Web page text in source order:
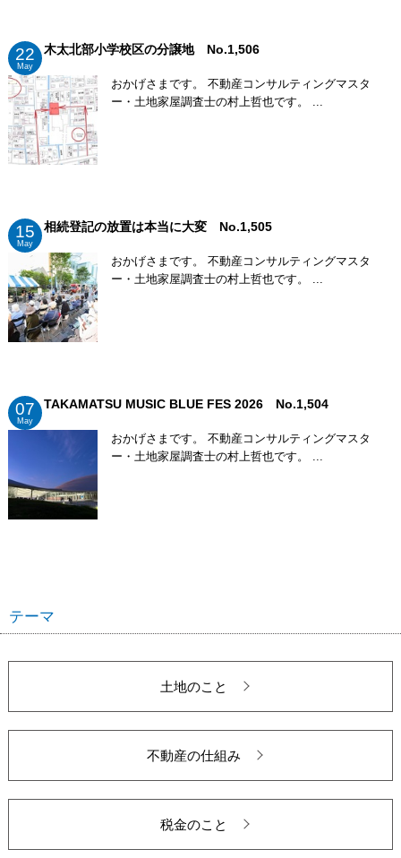
22
May
木太北部小学校区の分譲地 No.1,506
おかげさまです。 不動産コンサルティングマスタ
ー・土地家屋調査士の村上哲也です。 ...
15
May
相続登記の放置は本当に大変 No.1,505
おかげさまです。 不動産コンサルティングマスタ
ー・土地家屋調査士の村上哲也です。 ...
07
May
TAKAMATSU MUSIC BLUE FES 2026 No.1,504
おかげさまです。 不動産コンサルティングマスタ
ー・土地家屋調査士の村上哲也です。 ...
テーマ
土地のこと
不動産の仕組み
税金のこと